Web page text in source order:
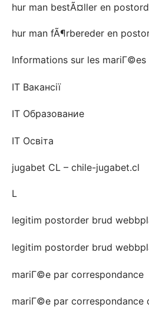
hur man bestÃ¤ller en
hur man fÃ¶rbereder en
Informations sur les
IT Вакансії
IT Образование
IT Освіта
jugabet CL – chile-jugabet.cl
L
legitim postorder brud
legitim postorder brud
mariГ©e par correspondance
mariГ©e par